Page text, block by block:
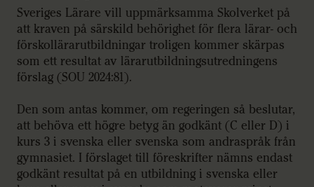
Sveriges Lärare vill uppmärksamma Skolverket på
att kraven på särskild behörighet för flera lärar- och
förskollärarutbildningar troligen kommer skärpas
som ett resultat av lärarutbildningsutredningens
förslag (SOU 2024:81).
Den som antas kommer, om regeringen så beslutar,
att behöva ett högre betyg än godkänt (C eller D) i
kurs 3 i svenska eller svenska som andraspråk från
gymnasiet. I förslaget till föreskrifter nämns endast
godkänt resultat på en utbildning i svenska eller